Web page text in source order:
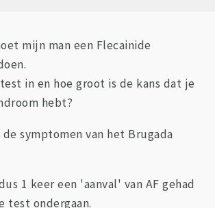
mijn man een Flecainide
in en hoe groot is de kans dat je
hebt?
symptomen van het Brugada
1 keer een 'aanval' van AF gehad
test ondergaan.